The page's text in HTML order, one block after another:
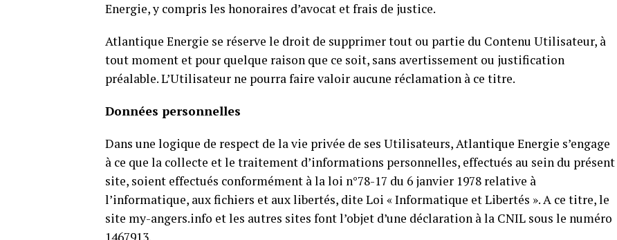
Energie, y compris les honoraires d’avocat et frais de justice.
Atlantique Energie se réserve le droit de supprimer tout ou partie du Contenu Utilisateur, à
tout moment et pour quelque raison que ce soit, sans avertissement ou justification
préalable. L’Utilisateur ne pourra faire valoir aucune réclamation à ce titre.
Données personnelles
Dans une logique de respect de la vie privée de ses Utilisateurs, Atlantique Energie s’engage
à ce que la collecte et le traitement d’informations personnelles, effectués au sein du présent
site, soient effectués conformément à la loi n°78-17 du 6 janvier 1978 relative à
l’informatique, aux fichiers et aux libertés, dite Loi « Informatique et Libertés ». A ce titre, le
site my-angers.info et les autres sites font l’objet d’une déclaration à la CNIL sous le numéro